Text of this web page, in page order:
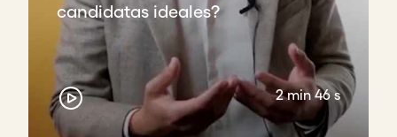
candidatas ideales?
2 min 46 s